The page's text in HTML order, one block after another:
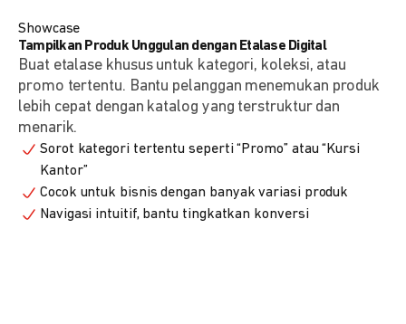
Showcase
Tampilkan Produk Unggulan dengan Etalase Digital
Buat etalase khusus untuk kategori, koleksi, atau
promo tertentu. Bantu pelanggan menemukan produk
lebih cepat dengan katalog yang terstruktur dan
menarik.
Sorot kategori tertentu seperti “Promo” atau “Kursi
Kantor”
Cocok untuk bisnis dengan banyak variasi produk
Navigasi intuitif, bantu tingkatkan konversi